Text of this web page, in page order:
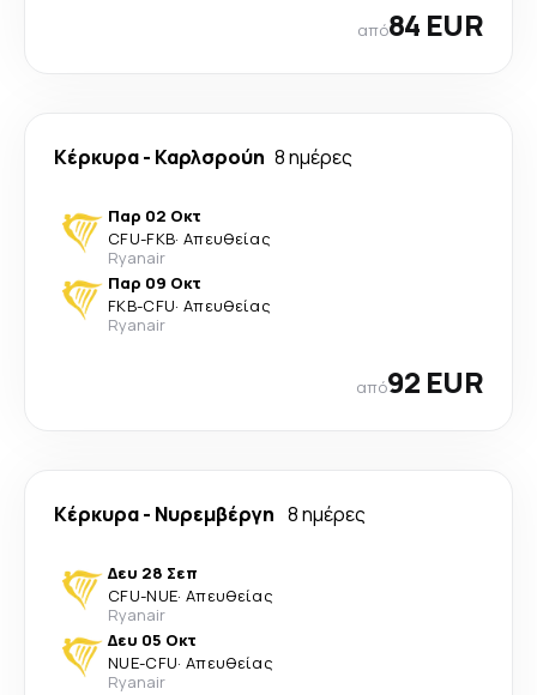
από84 EUR
Κέρκυρα- Καρλσρούη 8 ημέρες
Παρ 02 Οκτ
CFU-FKB· Απευθείας
Ryanair
Παρ 09 Οκτ
FKB-CFU· Απευθείας
Ryanair
από92 EUR
Κέρκυρα- Νυρεμβέργη 8 ημέρες
Δευ 28 Σεπ
CFU-NUE· Απευθείας
Ryanair
Δευ 05 Οκτ
NUE-CFU· Απευθείας
Ryanair